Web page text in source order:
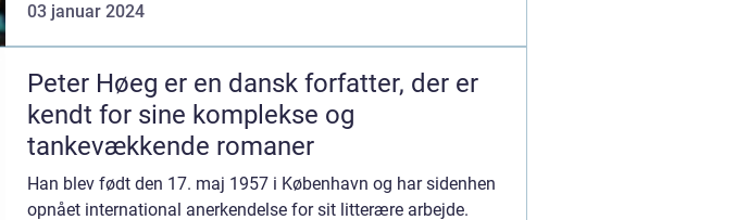
03 januar 2024
Peter Høeg er en dansk forfatter, der er
kendt for sine komplekse og
tankevækkende romaner
Han blev født den 17. maj 1957 i København og har sidenhen
opnået international anerkendelse for sit litterære arbejde.